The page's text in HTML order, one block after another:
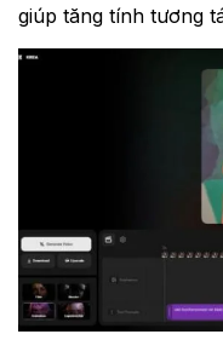
giúp tăng tính tương